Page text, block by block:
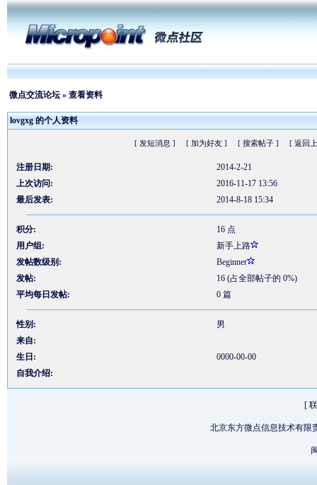
微点交流论坛 » 查看资料
lovgxg 的个人资料
[ 发短消息 ] [ 加为好友 ] [ 搜索帖子 ] [ 返回
注册日期:
2014-2-21
上次访问:
2016-11-17 13:56
最后发表:
2014-8-18 15:34
积分:
16 点
用户组:
新手上路
发帖数级别:
Beginner
发帖:
16 (占全部帖子的 0%)
平均每日发帖:
0 篇
性别:
男
来自:
生日:
0000-00-00
自我介绍:
[
北京东方微点信息技术有限